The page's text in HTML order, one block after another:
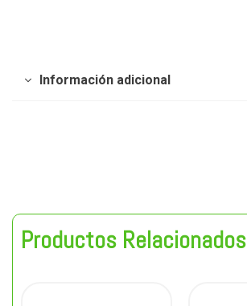
Información adicional
Productos Relacionados